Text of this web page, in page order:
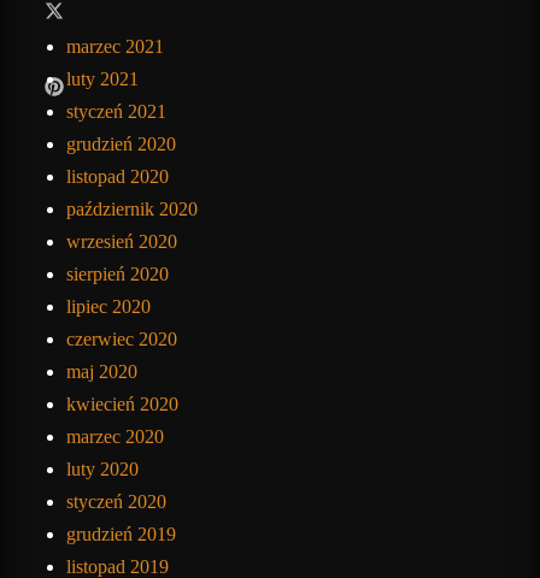
marzec 2021
luty 2021
styczeń 2021
grudzień 2020
listopad 2020
październik 2020
wrzesień 2020
sierpień 2020
lipiec 2020
czerwiec 2020
maj 2020
kwiecień 2020
marzec 2020
luty 2020
styczeń 2020
grudzień 2019
listopad 2019